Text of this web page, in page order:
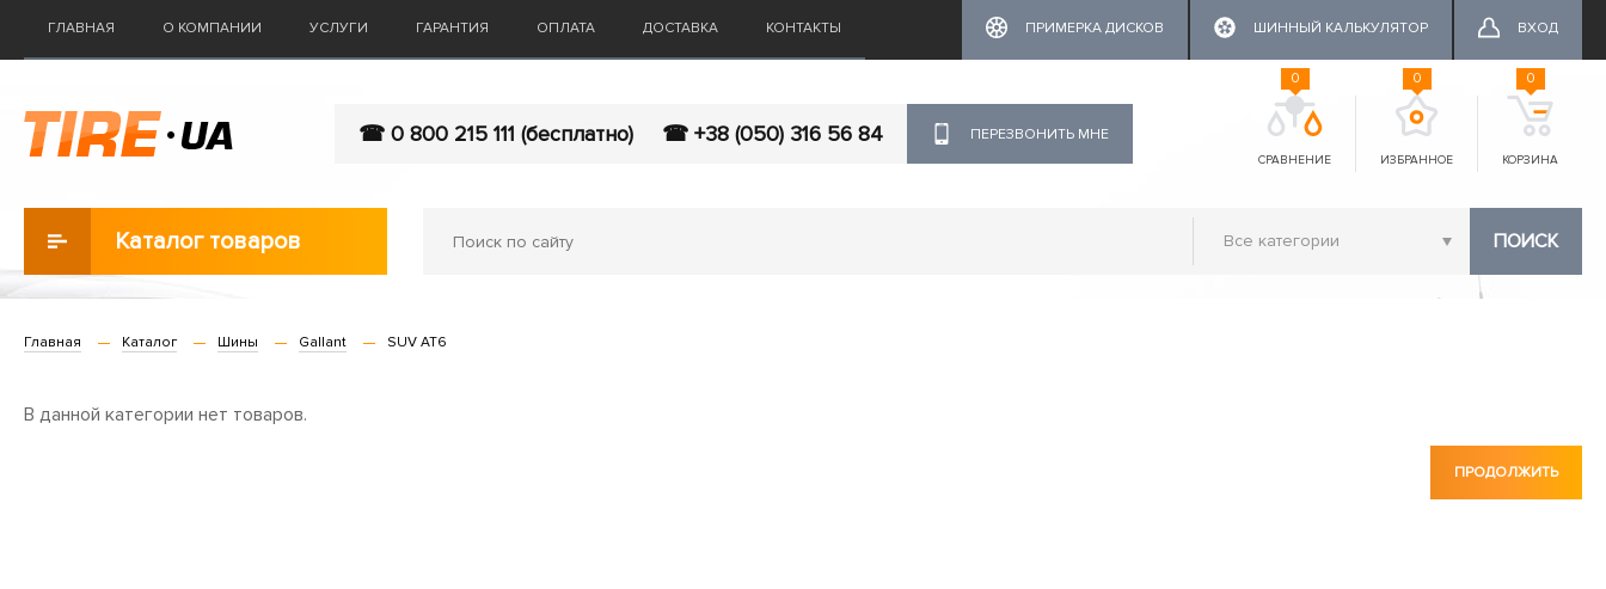
ГЛАВНАЯ О КОМПАНИИ УСЛУГИ ГАРАНТИЯ ОПЛАТА ДОСТАВКА КОНТАКТЫ ПРИМЕРКА ДИСКОВ ШИННЫЙ КАЛЬКУЛЯТОР ВХОД
☎ 0 800 215 111 (бесплатно) ☎ +38 (050) 316 56 84 ПЕРЕЗВОНИТЬ МНЕ
СРАВНЕНИЕ
0
ИЗБРАННОЕ
0
КОРЗИНА
0
Каталог товаров ПОИСК
Главная Каталог Шины Gallant SUV AT6
В данной категории нет товаров.
ПРОДОЛЖИТЬ